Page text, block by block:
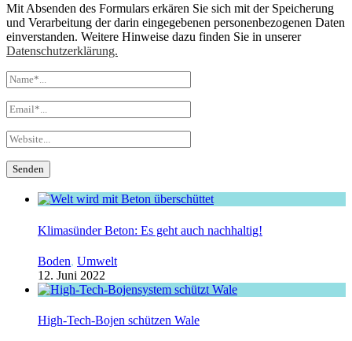
Mit Absenden des Formulars erkären Sie sich mit der Speicherung
und Verarbeitung der darin eingegebenen personenbezogenen Daten
einverstanden. Weitere Hinweise dazu finden Sie in unserer
Datenschutzerklärung.
Klimasünder Beton: Es geht auch nachhaltig!
Boden, Umwelt
12. Juni 2022
High-Tech-Bojen schützen Wale